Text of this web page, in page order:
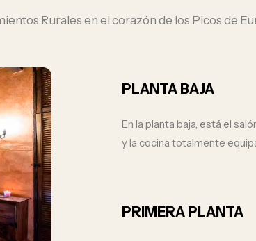
Rurales en el corazón de los Picos de
PLANTA BAJA
En la planta baja, está el
y la cocina totalmente
PRIMERA PLANTA